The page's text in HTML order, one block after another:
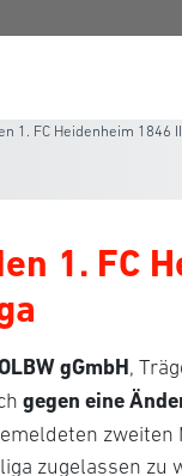
1. FC Heidenheim 1846
1. FC
gGmbH,
gegen eine
zugelassen zu